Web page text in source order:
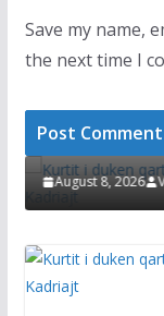
Save my name,
the next time I
Kurtit i duken
vezëve të Time
August 8, 2026